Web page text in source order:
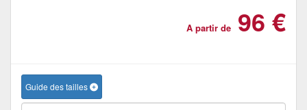
A partir de 96 €
Guide des tailles